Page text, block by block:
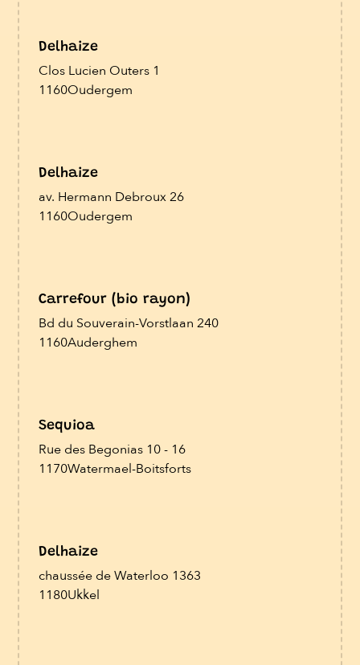
Delhaize
Clos Lucien Outers 1
1160Oudergem
Delhaize
av. Hermann Debroux 26
1160Oudergem
Carrefour (bio rayon)
Bd du Souverain-Vorstlaan 240
1160Auderghem
Sequioa
Rue des Begonias 10 - 16
1170Watermael-Boitsforts
Delhaize
chaussée de Waterloo 1363
1180Ukkel